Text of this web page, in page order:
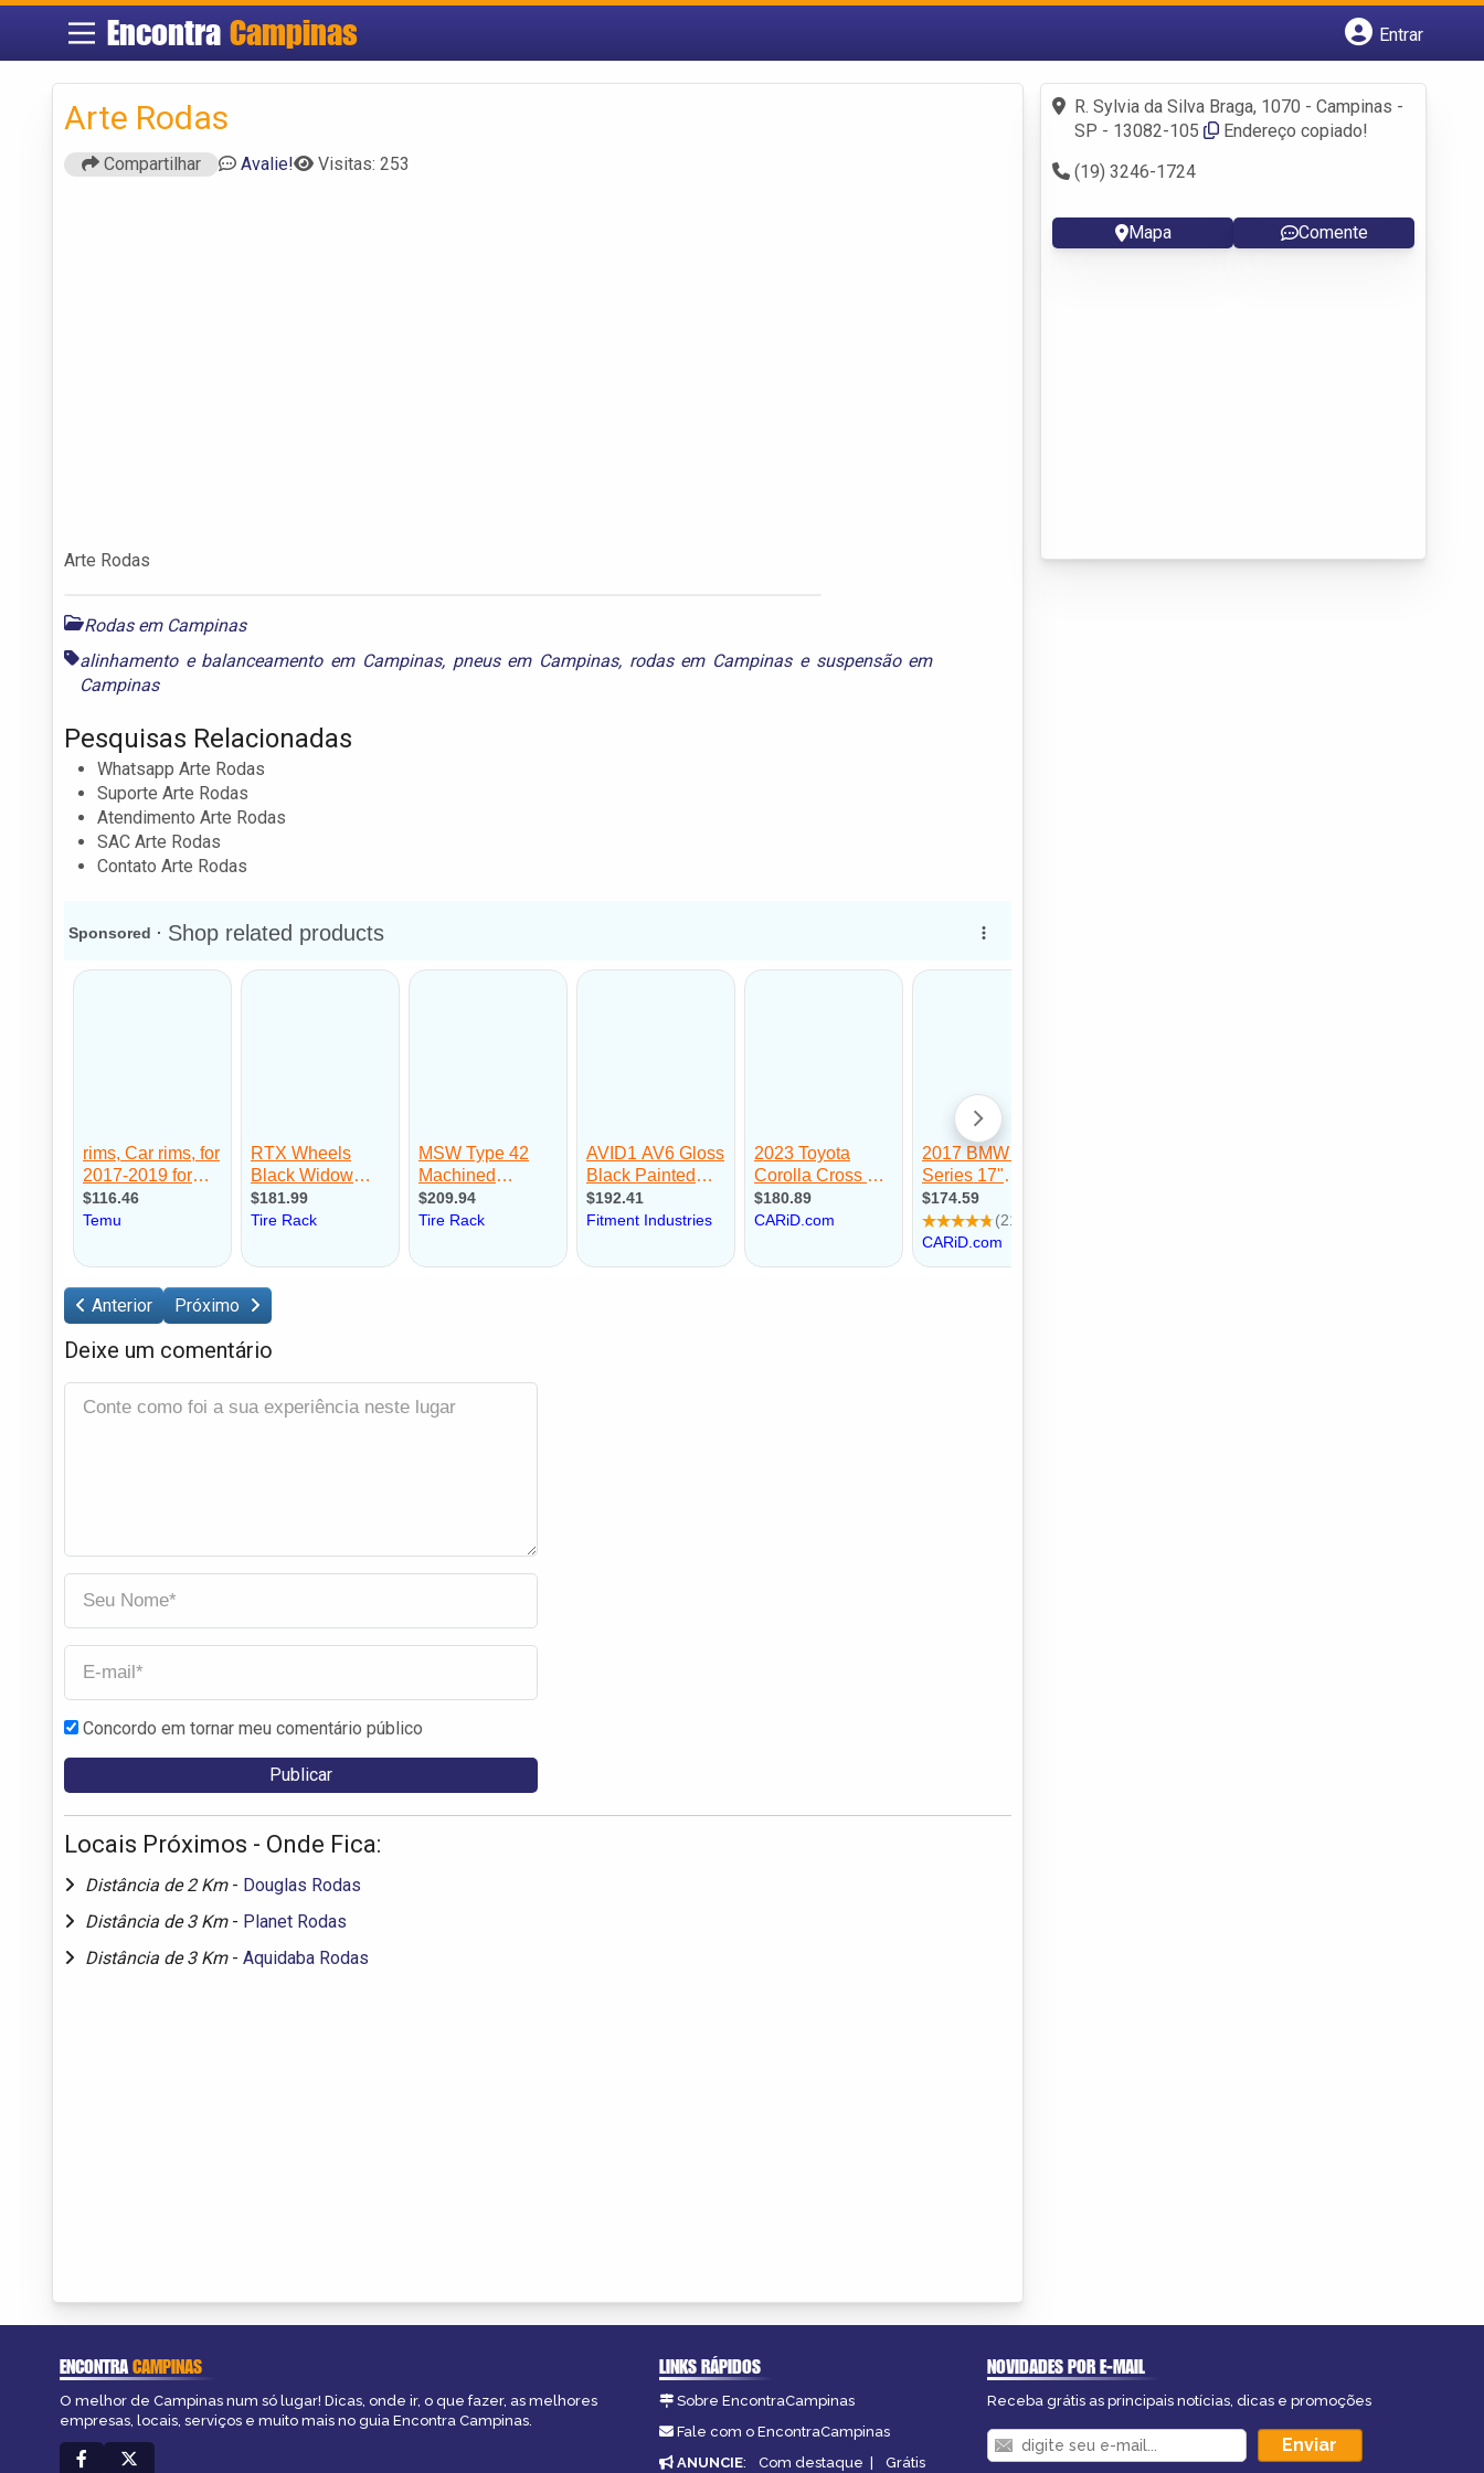
EncontraCampinas
Entrar
Fazer login
Criar conta
Arte Rodas
Compartilhar Avalie! Visitas: 253
Arte Rodas
Rodas em Campinas
alinhamento e balanceamento em Campinas, pneus em Campinas, rodas em Campinase suspensão em
Campinas
Pesquisas Relacionadas
Whatsapp Arte Rodas
Suporte Arte Rodas
Atendimento Arte Rodas
SAC Arte Rodas
Contato Arte Rodas
Anterior Próximo
Deixe um comentário
Concordo em tornar meu comentário público
Locais Próximos - Onde Fica:
Distância de 2 Km - Douglas Rodas
Distância de 3 Km - Planet Rodas
Distância de 3 Km - Aquidaba Rodas
R. Sylvia da Silva Braga, 1070 - Campinas -
SP - 13082-105
Endereço copiado!
(19) 3246-1724
Mapa Comente
ENCONTRACAMPINAS
O melhor de Campinas num só lugar! Dicas, onde ir, o que fazer, as melhores
empresas, locais, serviços e muito mais no guia Encontra Campinas.
LINKS RÁPIDOS
Sobre EncontraCampinas
Fale com o EncontraCampinas
ANUNCIE: Com destaque | Grátis
NOVIDADES POR E-MAIL
Receba grátis as principais notícias, dicas e promoções